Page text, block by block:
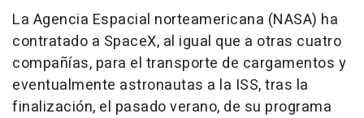
La Agencia Espacial norteamericana (NASA) ha
contratado a SpaceX, al igual que a otras cuatro
compañías, para el transporte de cargamentos y
eventualmente astronautas a la ISS, tras la
finalización, el pasado verano, de su programa